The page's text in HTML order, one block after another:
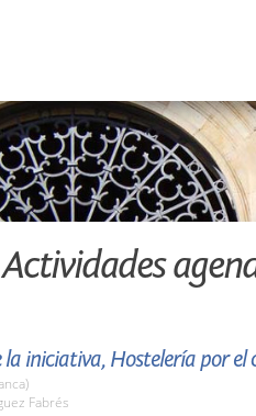
la iniciativa, Hostelería por el
Fabrés